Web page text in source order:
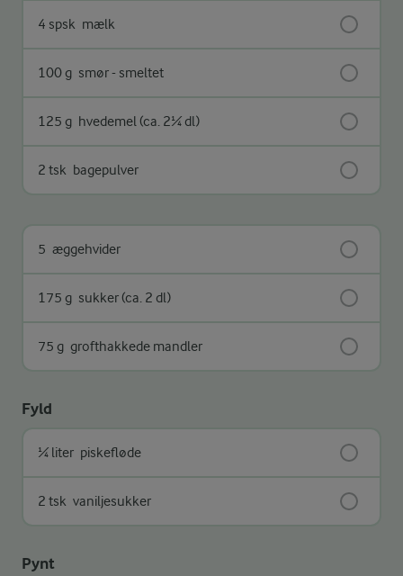
4 spsk mælk
100 g smør - smeltet
125 g hvedemel (ca. 2¼ dl)
2 tsk bagepulver
5 æggehvider
175 g sukker (ca. 2 dl)
75 g grofthakkede mandler
Fyld
¼ liter piskefløde
2 tsk vaniljesukker
Pynt